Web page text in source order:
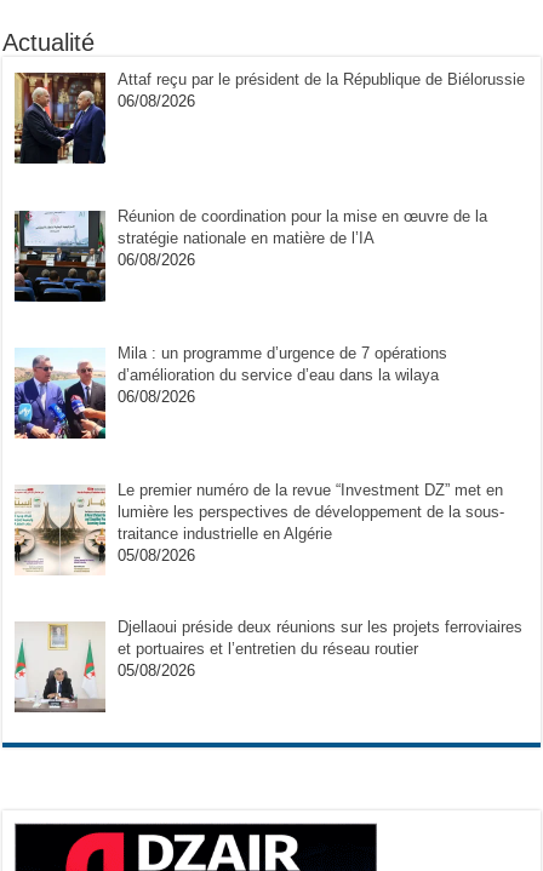
Actualité
Attaf reçu par le président de la République de Biélorussie
06/08/2026
Réunion de coordination pour la mise en œuvre de la
stratégie nationale en matière de l’IA
06/08/2026
Mila : un programme d’urgence de 7 opérations
d’amélioration du service d’eau dans la wilaya
06/08/2026
Le premier numéro de la revue “Investment DZ” met en
lumière les perspectives de développement de la sous-
traitance industrielle en Algérie
05/08/2026
Djellaoui préside deux réunions sur les projets ferroviaires
et portuaires et l’entretien du réseau routier
05/08/2026